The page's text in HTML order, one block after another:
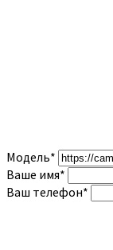
Модель*
Ваше имя*
Ваш телефон*